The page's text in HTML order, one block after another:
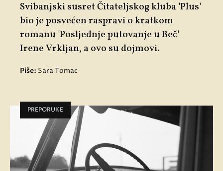
Svibanjski susret Čitateljskog kluba 'Plus'
bio je posvećen raspravi o kratkom
romanu 'Posljednje putovanje u Beč'
Irene Vrkljan, a ovo su dojmovi.
Piše: Sara Tomac
PREPORUKE